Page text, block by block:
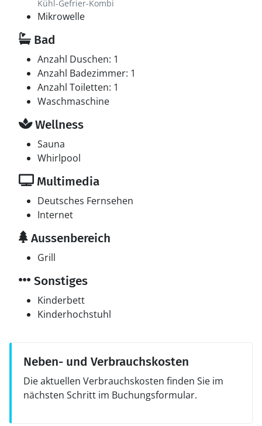
Kühl-Gefrier-Kombi
Mikrowelle
Bad
Anzahl Duschen: 1
Anzahl Badezimmer: 1
Anzahl Toiletten: 1
Waschmaschine
Wellness
Sauna
Whirlpool
Multimedia
Deutsches Fernsehen
Internet
Aussenbereich
Grill
Sonstiges
Kinderbett
Kinderhochstuhl
Neben- und Verbrauchskosten
Die aktuellen Verbrauchskosten finden Sie im
nächsten Schritt im Buchungsformular.